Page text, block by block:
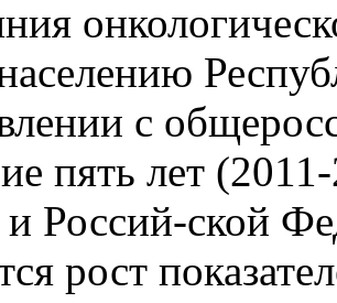
с
пять лет
и Россий-ской
рост